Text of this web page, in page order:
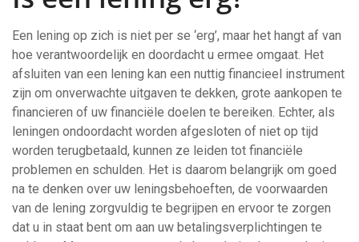
Een lening op zich is niet per se ‘erg’, maar het hangt af van
hoe verantwoordelijk en doordacht u ermee omgaat. Het
afsluiten van een lening kan een nuttig financieel instrument
zijn om onverwachte uitgaven te dekken, grote aankopen te
financieren of uw financiële doelen te bereiken. Echter, als
leningen ondoordacht worden afgesloten of niet op tijd
worden terugbetaald, kunnen ze leiden tot financiële
problemen en schulden. Het is daarom belangrijk om goed
na te denken over uw leningsbehoeften, de voorwaarden
van de lening zorgvuldig te begrijpen en ervoor te zorgen
dat u in staat bent om aan uw betalingsverplichtingen te